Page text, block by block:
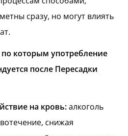
сразу, но могут влиять
которым употребление
после Пересадки
на кровь:алкоголь
снижая